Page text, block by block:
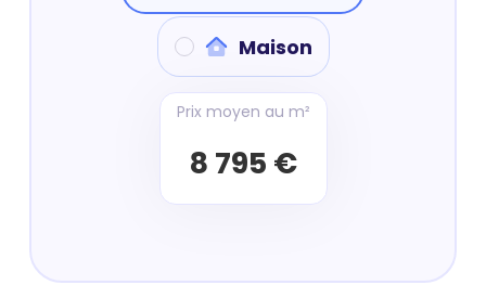
Maison
Prix moyen au m²
8 795 €